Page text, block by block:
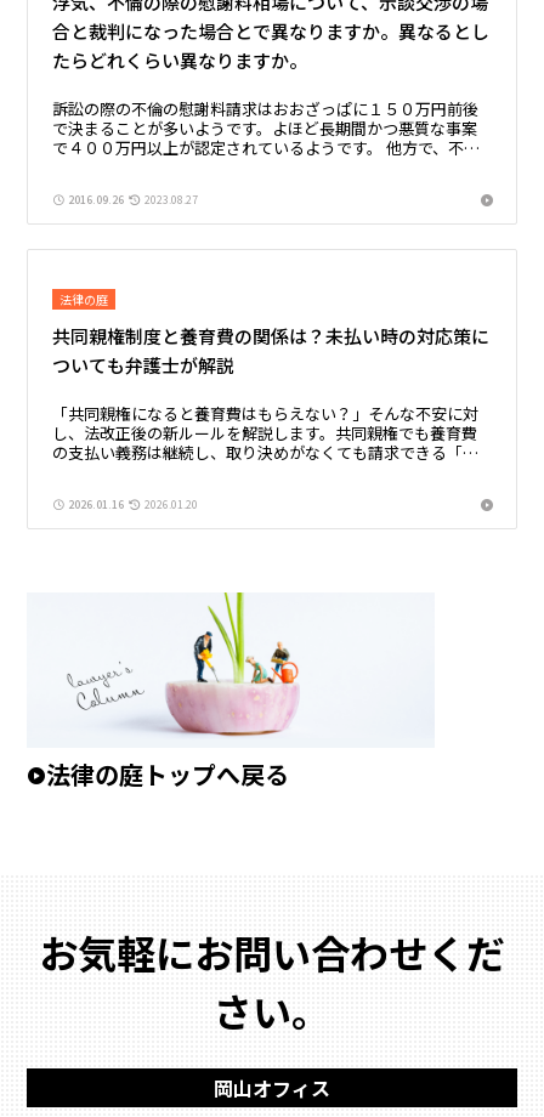
合と裁判になった場合とで異なりますか。異なるとし
たらどれくらい異なりますか。
訴訟の際の不倫の慰謝料請求はおおざっぱに１５０万円前後
で決まることが多いようです。よほど長期間かつ悪質な事案
で４００万円以上が認定されているようです。 他方で、不倫
2016.09.26 2023.08.27
法律の庭
共同親権制度と養育費の関係は？未払い時の対応策に
ついても弁護士が解説
「共同親権になると養育費はもらえない？」そんな不安に対
し、法改正後の新ルールを解説します。共同親権でも養育費
の支払い義務は継続し、取り決めがなくても請求できる「法
仕組みを弁護士が詳しく紹介。
2026.01.16 2026.01.20
法律の庭トップへ戻る
お気軽にお問い合わせくだ
さい。
岡山オフィス